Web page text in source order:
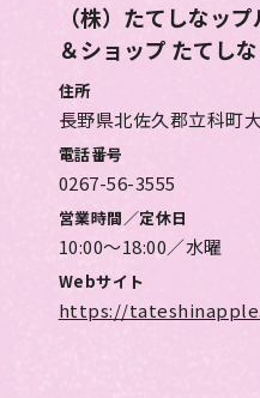
（株）たてしなッ
＆ショップ たてしな
住所
長野県北佐久郡立科町
電話番号
0267-56-3555
営業時間／定休日
10:00～18:00／水曜
Webサイト
https://